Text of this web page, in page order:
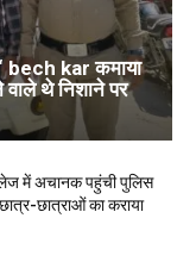
kar कमाया
थे निशाने पर
में अचानक पहुंची पुलिस
छात्राओं का कराया